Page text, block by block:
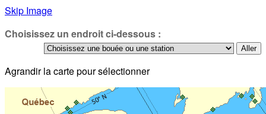
Skip Image
Choisissez un endroit ci-dessous :
Agrandir la carte pour sélectionner